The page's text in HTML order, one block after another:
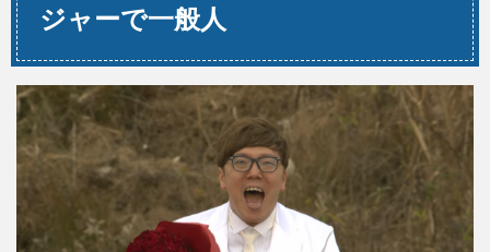
ジャーで一般人